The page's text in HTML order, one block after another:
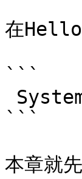
在
```
```
本章就